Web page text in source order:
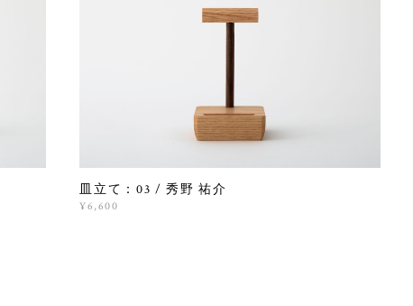
皿立て：03 / 秀野 祐介
¥6,600